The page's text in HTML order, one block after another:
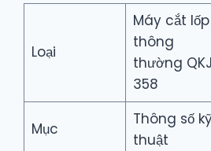
Loại
Máy cắt lốp
thông
thường
358
Mục
Thông số kỹ
thuật